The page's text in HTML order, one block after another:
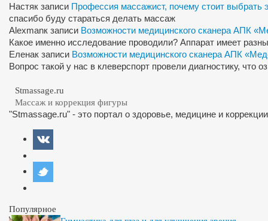
Настяк записи Профессия массажист, почему стоит выбрать
спасибо буду стараться делать массаж
Alexmanк записи Возможности медицинского сканера АПК
Какое именно исследование проводили? Аппарат имеет
Еленак записи Возможности медицинского сканера АПК
Вопрос такой у нас в клеверспорт провели диагностику, что
Stmassage.ru
Массаж и коррекция фигуры
"Stmassage.ru" - это портал о здоровье, медицине и
Популярное